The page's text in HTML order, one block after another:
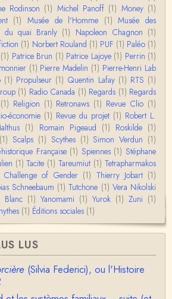
article méthodique. En effet, les "b
qu'on a pu trouver a…
question de la remise en cause de l'i
de sociétés vivant essentiellem…
conférence au collège de France
préhistoriques et la chasse, très c
pour l'article.Vous dîtes : "Pourquoi,
humains, devrions-nou…
Darmangeat
un mail : cdarmangeat@gmail.com
on trouver maintenant le manuscrit d'Al
2009, souvent cité ?
abonné à votre blog, je vi
Rodinson (1) Michel Panoff (1) Money (1)
(1) Musée de l'Homme (1) Musée des
du quai Branly (1) Napoleon Chagnon (1)
(1) Norbert Rouland (1) PUF (1) Paléo (1)
(1) Patrice Brun (1) Patrice Lajoye (1) Perrin (1)
(1) Pierre Madelin (1) Pierre-Henri Lab
(1) Propulseur (1) Quentin Lafay (1) RTS (1)
(1) Radio Canada (1) Regards (1) Regards
(1) Religion (1) Retronaws (1) Revue Clio (1)
économie (1) Revue du projet (1) Robert L.
(1) Romain Pigeaud (1) Roskilde (1)
(1) Scalps (1) Scythes (1) Simon Verdun (1)
Française (1) Spiennes (1) Stéphane
(1) Tacite (1) Tareumiut (1) Tetrapharmakos
Challenge of Gender (1) Thierry Jobart (1)
Schneebaum (1) Tutchone (1) Vera Nikolski
Blanc (1) Yanomami (1) Yurok (1) Zuni (1)
(1) Éditions sociales (1)
LUS
(Silvia Federici), ou l'Histoire